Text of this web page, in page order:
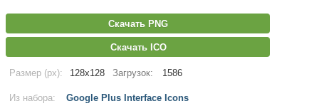
Скачать PNG
Скачать ICO
Размер (px): 128x128 Загрузок: 1586
Из набора: Google Plus Interface Icons